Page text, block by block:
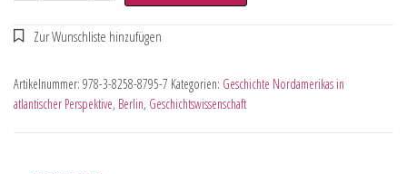
Artikelnummer: 978-3-8258-8795-7 Kategorien: Geschichte Nordamerikas in
atlantischer Perspektive, Berlin, Geschichtswissenschaft